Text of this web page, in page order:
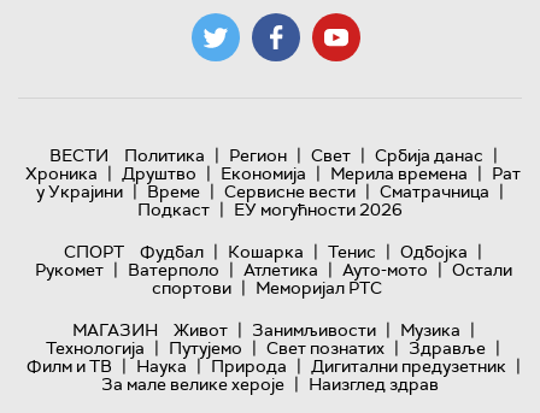
ВЕСТИ Политика | Регион | Свет | Србија данас |
Хроника | Друштво | Економија | Мерила времена | Рат
у Украјини | Време | Сервисне вести | Сматрачница |
Подкаст | ЕУ могућности 2026
СПОРТ
Фудбал | Кошарка | Тенис | Одбојка |
Рукомет | Ватерполо | Атлетика | Ауто-мото | Остали
спортови | Меморијал РТС
МАГАЗИН
Живот | Занимљивости | Музика |
Технологијa | Путујемо | Свет познатих | Здравље |
Филм и ТВ | Наука | Природа | Дигитални предузетник |
За мале велике хероје | Наизглед здрав